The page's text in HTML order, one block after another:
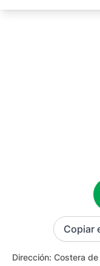
Copiar
Dirección: Costera